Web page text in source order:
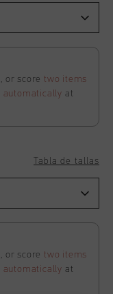
, or score two items
automatically at
Tabla de tallas
, or score two items
automatically at